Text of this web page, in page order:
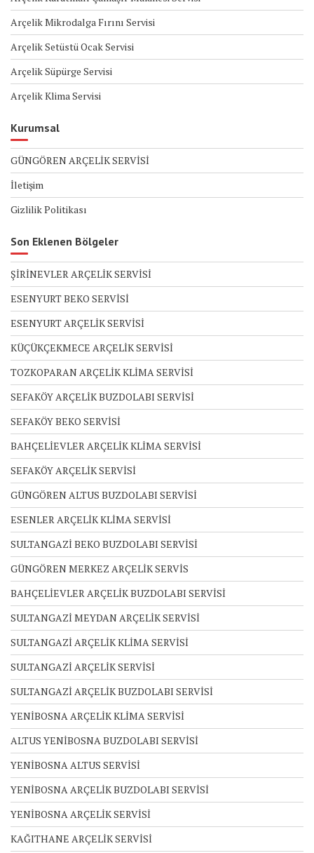
Arçelik Mikrodalga Fırını Servisi
Arçelik Setüstü Ocak Servisi
Arçelik Süpürge Servisi
Arçelik Klima Servisi
Kurumsal
GÜNGÖREN ARÇELİK SERVİSİ
İletişim
Gizlilik Politikası
Son Eklenen Bölgeler
ŞİRİNEVLER ARÇELİK SERVİSİ
ESENYURT BEKO SERVİSİ
ESENYURT ARÇELİK SERVİSİ
KÜÇÜKÇEKMECE ARÇELİK SERVİSİ
TOZKOPARAN ARÇELİK KLİMA SERVİSİ
SEFAKÖY ARÇELİK BUZDOLABI SERVİSİ
SEFAKÖY BEKO SERVİSİ
BAHÇELİEVLER ARÇELİK KLİMA SERVİSİ
SEFAKÖY ARÇELİK SERVİSİ
GÜNGÖREN ALTUS BUZDOLABI SERVİSİ
ESENLER ARÇELİK KLİMA SERVİSİ
SULTANGAZİ BEKO BUZDOLABI SERVİSİ
GÜNGÖREN MERKEZ ARÇELİK SERVİS
BAHÇELİEVLER ARÇELİK BUZDOLABI SERVİSİ
SULTANGAZİ MEYDAN ARÇELİK SERVİSİ
SULTANGAZİ ARÇELİK KLİMA SERVİSİ
SULTANGAZİ ARÇELİK SERVİSİ
SULTANGAZİ ARÇELİK BUZDOLABI SERVİSİ
YENİBOSNA ARÇELİK KLİMA SERVİSİ
ALTUS YENİBOSNA BUZDOLABI SERVİSİ
YENİBOSNA ALTUS SERVİSİ
YENİBOSNA ARÇELİK BUZDOLABI SERVİSİ
YENİBOSNA ARÇELİK SERVİSİ
KAĞITHANE ARÇELİK SERVİSİ